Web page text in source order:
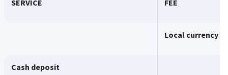
SERVICE FEE
Local currency
Cash deposit